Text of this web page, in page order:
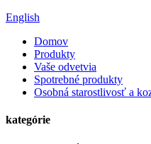
English
Domov
Produkty
Vaše odvetvia
Spotrebné produkty
Osobná starostlivosť a
kategórie